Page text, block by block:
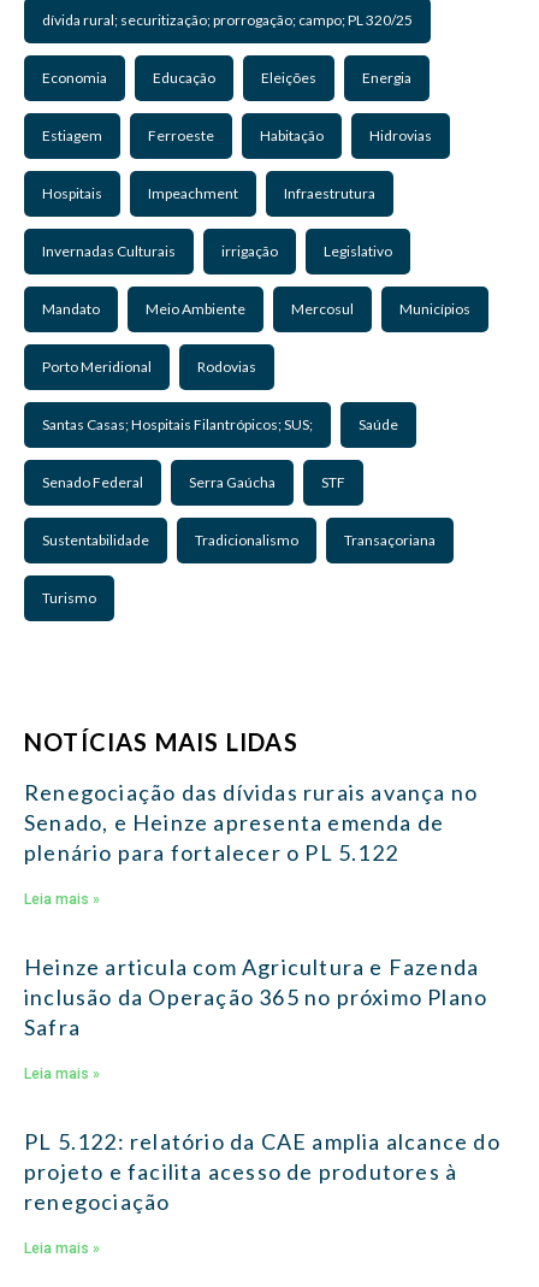
dívida rural; securitização; prorrogação; campo; PL 320/25
Economia Educação Eleições Energia
Estiagem Ferroeste Habitação Hidrovias
Hospitais Impeachment Infraestrutura
Invernadas Culturais irrigação Legislativo
Mandato Meio Ambiente Mercosul Municípios
Porto Meridional Rodovias
Santas Casas; Hospitais Filantrópicos; SUS; Saúde
Senado Federal Serra Gaúcha STF
Sustentabilidade Tradicionalismo Transaçoriana
Turismo
NOTÍCIAS MAIS LIDAS
Renegociação das dívidas rurais avança no
Senado, e Heinze apresenta emenda de
plenário para fortalecer o PL 5.122
Leia mais »
Heinze articula com Agricultura e Fazenda
inclusão da Operação 365 no próximo Plano
Safra
Leia mais »
PL 5.122: relatório da CAE amplia alcance do
projeto e facilita acesso de produtores à
renegociação
Leia mais »